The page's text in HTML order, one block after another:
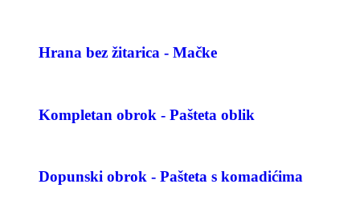
Hrana bez žitarica - Mačke
Kompletan obrok - Pašteta oblik
Dopunski obrok - Pašteta s komadićima